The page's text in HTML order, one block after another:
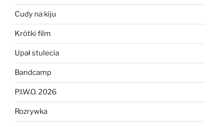
Cudy na kiju
Krótki film
Upał stulecia
Bandcamp
P.I.W.O. 2026
Rozrywka